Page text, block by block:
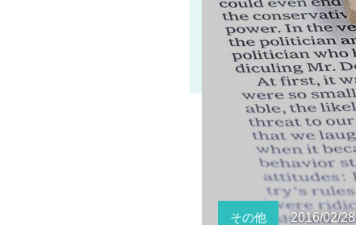
その他 2016/02/28